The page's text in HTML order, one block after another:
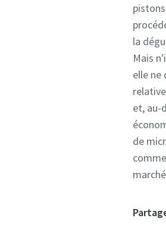
la
Mais
elle ne
et, au-
de